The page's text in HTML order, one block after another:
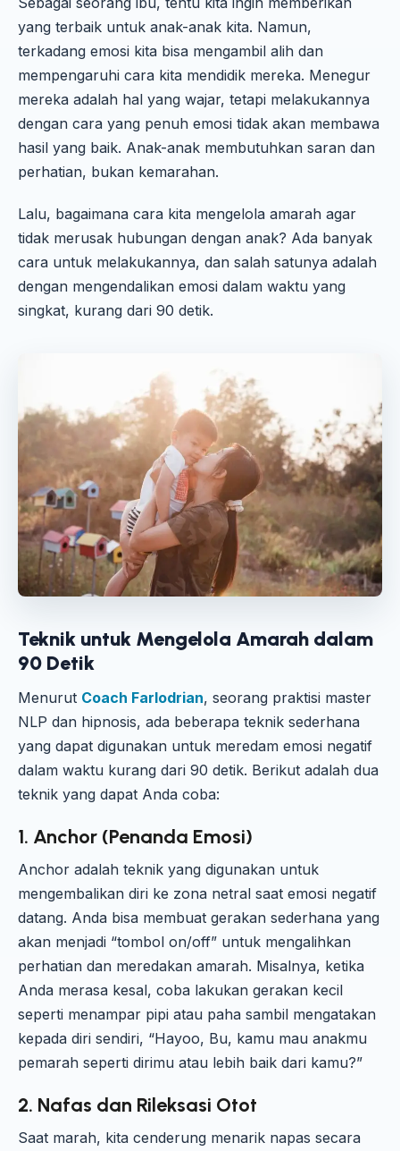
yang terbaik untuk anak-anak kita. Namun,
terkadang emosi kita bisa mengambil alih dan
mempengaruhi cara kita mendidik mereka. Menegur
mereka adalah hal yang wajar, tetapi melakukannya
dengan cara yang penuh emosi tidak akan membawa
hasil yang baik. Anak-anak membutuhkan saran dan
perhatian, bukan kemarahan.
Lalu, bagaimana cara kita mengelola amarah agar
tidak merusak hubungan dengan anak? Ada banyak
cara untuk melakukannya, dan salah satunya adalah
dengan mengendalikan emosi dalam waktu yang
singkat, kurang dari 90 detik.
Teknik untuk Mengelola Amarah dalam
90 Detik
Menurut Coach Farlodrian, seorang praktisi master
NLP dan hipnosis, ada beberapa teknik sederhana
yang dapat digunakan untuk meredam emosi negatif
dalam waktu kurang dari 90 detik. Berikut adalah dua
teknik yang dapat Anda coba:
1. Anchor (Penanda Emosi)
Anchor adalah teknik yang digunakan untuk
mengembalikan diri ke zona netral saat emosi negatif
datang. Anda bisa membuat gerakan sederhana yang
akan menjadi “tombol on/off” untuk mengalihkan
perhatian dan meredakan amarah. Misalnya, ketika
Anda merasa kesal, coba lakukan gerakan kecil
seperti menampar pipi atau paha sambil mengatakan
kepada diri sendiri, “Hayoo, Bu, kamu mau anakmu
pemarah seperti dirimu atau lebih baik dari kamu?”
2. Nafas dan Rileksasi Otot
Saat marah, kita cenderung menarik napas secara